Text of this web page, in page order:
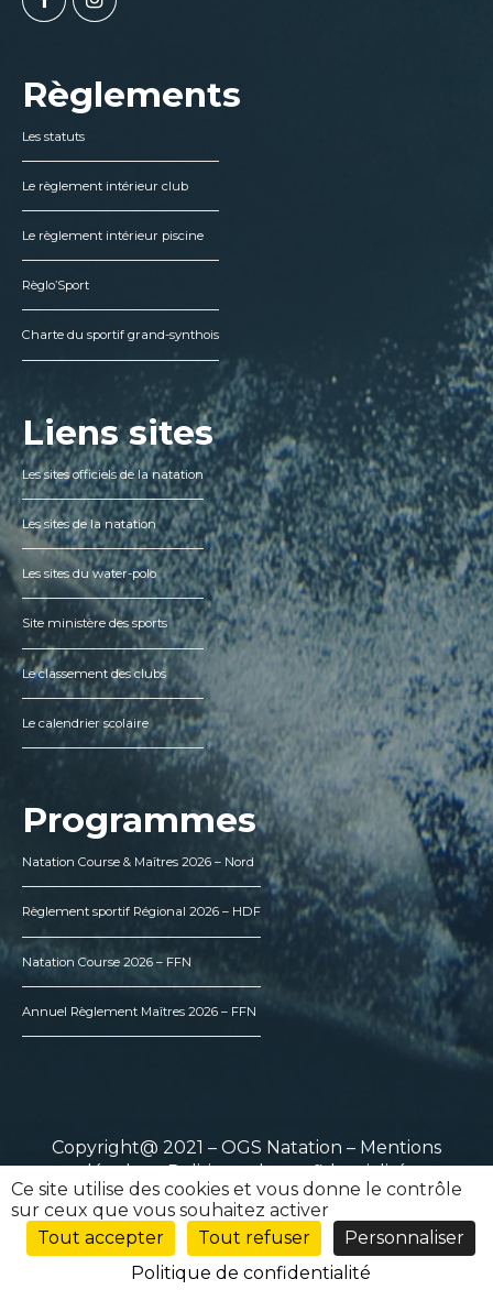
Règlements
Les statuts
Le règlement intérieur club
Le règlement intérieur piscine
Règlo’Sport
Charte du sportif grand-synthois
Liens sites
Les sites officiels de la natation
Les sites de la natation
Les sites du water-polo
Site ministère des sports
Le classement des clubs
Le calendrier scolaire
Programmes
Natation Course & Maîtres 2026 – Nord
Règlement sportif Régional 2026 – HDF
Natation Course 2026 – FFN
Annuel Règlement Maîtres 2026 – FFN
Copyright@ 2021 – OGS Natation – Mentions
légales–Politique de confidentialité
Ce site utilise des cookies et vous donne le contrôle
sur ceux que vous souhaitez activer
Tout accepter
Tout refuser
Personnaliser
Politique de confidentialité